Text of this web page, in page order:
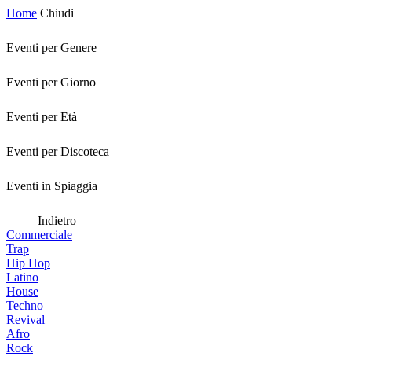
Home Chiudi
Eventi per Genere
Eventi per Giorno
Eventi per Età
Eventi per Discoteca
Eventi in Spiaggia
Indietro
Commerciale
Trap
Hip Hop
Latino
House
Techno
Revival
Afro
Rock